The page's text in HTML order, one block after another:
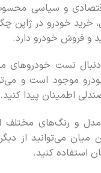
اقتصادی و سیاسی
خودرو در ژاپن
و فروش خودرو دارد.
تست خودروهای
موجود است و
اطمینان پیدا کنید.
مدل‌ و رنگ‌های
می‌توانید از
استفاده کنید.